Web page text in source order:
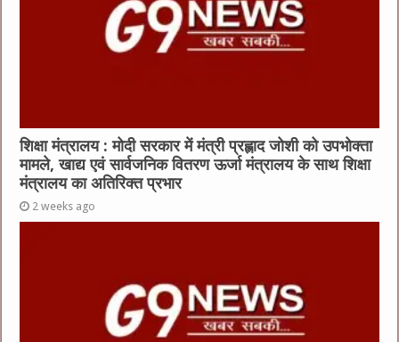
शिक्षा मंत्रालय : मोदी सरकार में मंत्री प्रह्लाद जोशी को उपभोक्ता
मामले, खाद्य एवं सार्वजनिक वितरण ऊर्जा मंत्रालय के साथ शिक्षा
मंत्रालय का अतिरिक्त प्रभार
2 weeks ago